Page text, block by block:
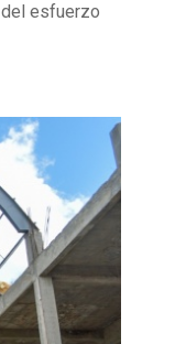
esfuerzo